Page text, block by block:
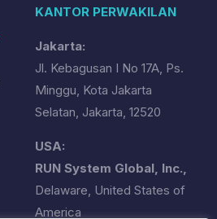
KANTOR PERWAKILAN
Jakarta:
Jl. Kebagusan I No 17A, Ps.
Minggu, Kota Jakarta
Selatan, Jakarta, 12520
USA:
RUN System Global, Inc.,
Delaware, United States of
America